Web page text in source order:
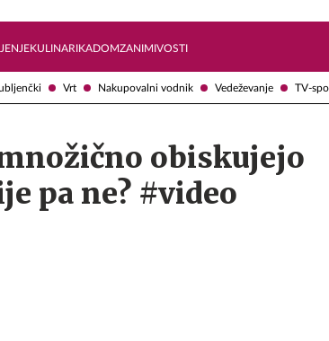
Vrt Nakupovalni vodnik Vedeževanje TV-
KULINARIKADOMZANIMIVOSTI
obiskujejo
pa ne? #video